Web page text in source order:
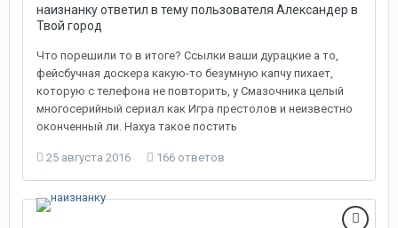
наизнанкуответил в тему пользователя Александер в
Твой город
Что порешили то в итоге? Ссылки ваши дурацкие а то,
фейсбучная доскера какую-то безумную капчу пихает,
которую с телефона не повторить, у Смазочника целый
многосерийный сериал как Игра престолов и неизвестно
оконченный ли. Нахуа такое постить
25 августа 2016 166 ответов